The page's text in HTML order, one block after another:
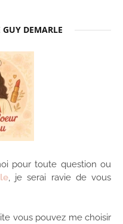
GUY DEMARLE
pour toute question ou
, je serai ravie de vous
vous pouvez me choisir